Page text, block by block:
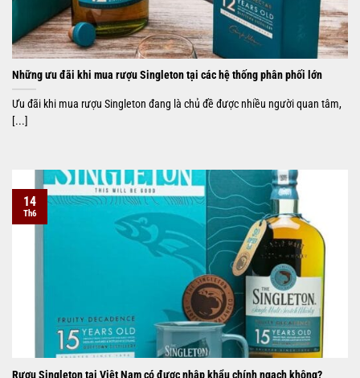
Những ưu đãi khi mua rượu Singleton tại các hệ thống phân phối lớn
Ưu đãi khi mua rượu Singleton đang là chủ đề được nhiều người quan tâm,
[...]
Rượu Singleton tại Việt Nam có được nhập khẩu chính ngạch không?
14
Th6